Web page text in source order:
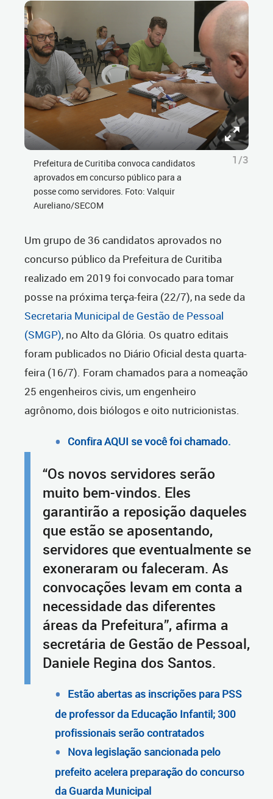
Prefeitura de Curitiba convoca candidatos
aprovados em concurso público para a
posse como servidores. Foto: Valquir
Aureliano/SECOM
1/3
Um grupo de 36 candidatos aprovados no
concurso público da Prefeitura de Curitiba
realizado em 2019 foi convocado para tomar
posse na próxima terça-feira (22/7), na sede da
Secretaria Municipal de Gestão de Pessoal
(SMGP), no Alto da Glória. Os quatro editais
foram publicados no Diário Oficial desta quarta-
feira (16/7). Foram chamados para a nomeação
25 engenheiros civis, um engenheiro
agrônomo, dois biólogos e oito nutricionistas.
Confira AQUI se você foi chamado.
“Os novos servidores serão
muito bem-vindos. Eles
garantirão a reposição daqueles
que estão se aposentando,
servidores que eventualmente se
exoneraram ou faleceram. As
convocações levam em conta a
necessidade das diferentes
áreas da Prefeitura”, afirma a
secretária de Gestão de Pessoal,
Daniele Regina dos Santos.
Estão abertas as inscrições para PSS
de professor da Educação Infantil; 300
profissionais serão contratados
Nova legislação sancionada pelo
prefeito acelera preparação do concurso
da Guarda Municipal